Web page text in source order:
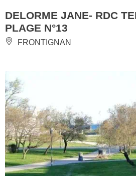
DELORME JANE- RDC
PLAGE N°13
FRONTIGNAN